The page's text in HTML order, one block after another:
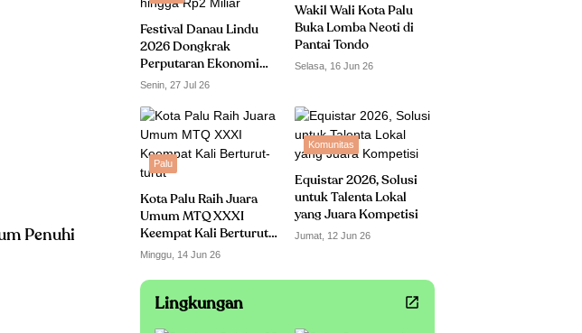
Penuhi
Festival Danau Lindu
2026 Dongkrak
Perputaran Ekonomi
hingga Rp2 Miliar
Senin, 27 Jul 26
Wakil Wali Kota Palu
Buka Lomba Neoti di
Pantai Tondo
Selasa, 16 Jun 26
Palu
Kota Palu Raih Juara
Umum MTQ XXXI
Keempat Kali Berturut-
turut
Minggu, 14 Jun 26
Komunitas
Equistar 2026, Solusi
untuk Talenta Lokal
yang Juara Kompetisi
Jumat, 12 Jun 26
Lingkungan